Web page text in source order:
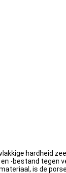
hardheid
-bestand tegen
is de